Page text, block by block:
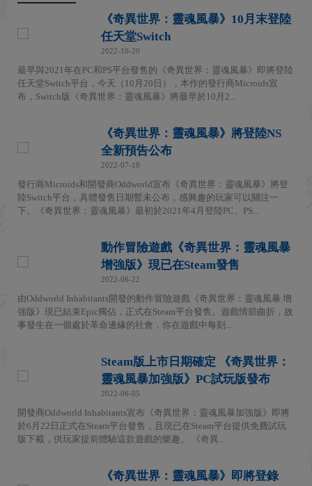
《奇異世界：靈魂風暴》10月末登陸
任天堂Switch
2022-10-20
最早與2021年在PC和PS平台發售的《奇異世界：靈魂風暴》即將登陸
任天堂Switch平台，今天（10月20日），本作的發行商Microids宣
布，Switch版《奇異世界：靈魂風暴》將最早於10月2...
《奇異世界：靈魂風暴》將登陸NS
全新預告公布
2022-07-18
發行商Microids和開發商Oddworld宣布《奇異世界：靈魂風暴》將登
陸Switch平台，具體發售日期暫未公布，感興趣的玩家可以關注一
下。《奇異世界：靈魂風暴》最初於2021年4月登陸PC、PS...
動作冒險遊戲《奇異世界：靈魂風暴
增強版》現已在Steam發售
2022-06-22
由Oddworld Inhabitants開發的動作冒險遊戲《奇異世界：靈魂風暴 增
強版》現已結束Epic獨佔，正式在Steam平台發售。遊戲情節曲折，故
事發生在一個處於革命邊緣的社會，你在遊戲中每刻...
Steam版上市日期確定 《奇異世界：
靈魂風暴加強版》PC試玩版發布
2022-06-05
開發商Oddworld Inhabitants宣布《奇異世界：靈魂風暴加強版》即將
於6月22日正式在Steam平台發售，且現已在Steam平台提供免費試玩
版下載，供玩家提前體驗這款遊戲的樂趣。 《奇異...
《奇異世界：靈魂風暴》即將登錄